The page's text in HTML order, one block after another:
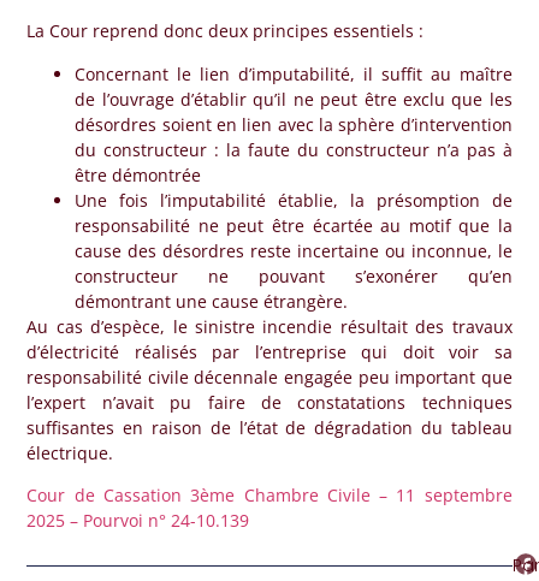
La Cour reprend donc deux principes essentiels :
Concernant le lien d’imputabilité, il suffit au maître
de l’ouvrage d’établir qu’il ne peut être exclu que les
désordres soient en lien avec la sphère d’intervention
du constructeur : la faute du constructeur n’a pas à
être démontrée
Une fois l’imputabilité établie, la présomption de
responsabilité ne peut être écartée au motif que la
cause des désordres reste incertaine ou inconnue, le
constructeur ne pouvant s’exonérer qu’en
démontrant une cause étrangère.
Au cas d’espèce, le sinistre incendie résultait des travaux
d’électricité réalisés par l’entreprise qui doit voir sa
responsabilité civile décennale engagée peu important que
l’expert n’avait pu faire de constatations techniques
suffisantes en raison de l’état de dégradation du tableau
électrique.
Cour de Cassation 3ème Chambre Civile – 11 septembre
2025 – Pourvoi n° 24-10.139